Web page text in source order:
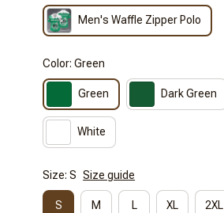
Men's Waffle Zipper Polo
Color: Green
Green Dark Green
White
Size: S Size guide
S M L XL 2XL